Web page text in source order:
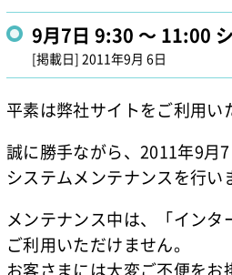
9月7日 9:30 ～ 11:00
[掲載日] 2011年9月 6日
平素は弊社サイトをご利用い
誠に勝手ながら、2011年9月
システムメンテナンスを行い
メンテナンス中は、「イン
ご利用いただけません。
お客さまには大変ご不便をお